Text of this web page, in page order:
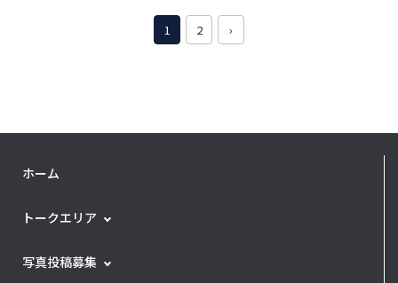
1 2 ›
ホーム
トークエリア
写真投稿募集